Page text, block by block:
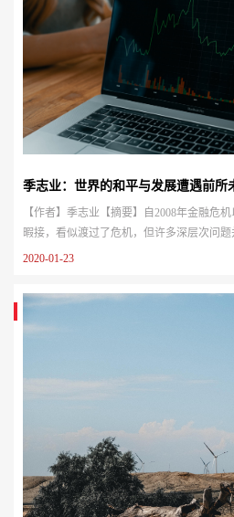
季志业：世界的和平与发展遭遇前所
【作者】季志业【摘要】自2008年金融危
暇接，看似渡过了危机，但许多深层次问
社会、政治思想、治理体系中的消极因素不
续低迷。2008年以来，世界经济的年均增
均超...
2020-01-23